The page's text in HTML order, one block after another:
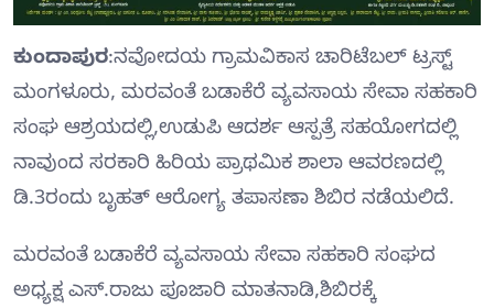
ಕುಂದಾಪುರ:ನವೋದಯ ಗ್ರಾಮವಿಕಾಸ ಚಾರಿಟೆಬಲ್ ಟ್ರಸ್ಟ್
ಮಂಗಳೂರು, ಮರವಂತೆ ಬಡಾಕೆರೆ ವ್ಯವಸಾಯ ಸೇವಾ ಸಹಕಾರಿ
ಸಂಘ ಆಶ್ರಯದಲ್ಲಿ,ಉಡುಪಿ ಆದರ್ಶ ಆಸ್ಪತ್ರೆ ಸಹಯೋಗದಲ್ಲಿ
ನಾವುಂದ ಸರಕಾರಿ ಹಿರಿಯ ಪ್ರಾಥಮಿಕ ಶಾಲಾ ಆವರಣದಲ್ಲಿ
ಡಿ.3ರಂದು ಬೃಹತ್ ಆರೋಗ್ಯ ತಪಾಸಣಾ ಶಿಬಿರ ನಡೆಯಲಿದೆ.
ಮರವಂತೆ ಬಡಾಕೆರೆ ವ್ಯವಸಾಯ ಸೇವಾ ಸಹಕಾರಿ ಸಂಘದ
ಅಧ್ಯಕ್ಷ ಎಸ್.ರಾಜು ಪೂಜಾರಿ ಮಾತನಾಡಿ,ಶಿಬಿರಕ್ಕೆ